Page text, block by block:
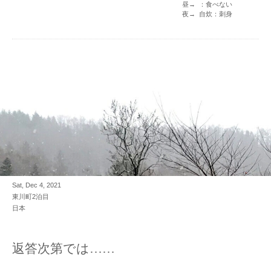
昼→ ：食べない
夜→ 自炊：刺身
Sat, Dec 4, 2021
東川町2泊目
日本
返答次第では……